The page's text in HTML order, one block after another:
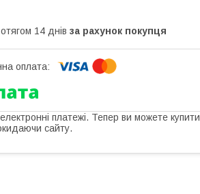
14 днів за рахунок покупця
платежі. Тепер ви можете купити
сайту.